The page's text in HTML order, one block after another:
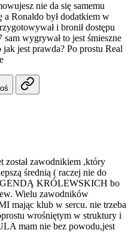
nie da się samemu
a Ronaldo był dodatkiem w
i bronił dostępu
wygrywał to jest śmieszne
jest prawda? Po prostu Real
został zawodnikiem ,który
średnią ( raczej nie do
KRÓLEWSKICH bo
Wielu zawodników
mając klub w sercu. nie trzeba
wrośniętym w struktury i
mam nie bez powodu,jest